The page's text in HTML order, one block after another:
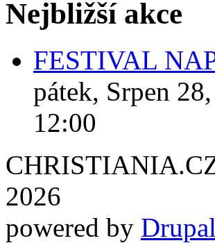
Nejbližší akce
FESTIVAL
pátek, Srpen
12:00
2026
powered by Drupal